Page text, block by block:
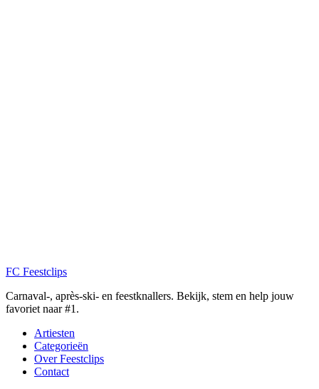
FC Feestclips
Carnaval-, après-ski- en feestknallers. Bekijk, stem en help jouw
favoriet naar #1.
Artiesten
Categorieën
Over Feestclips
Contact